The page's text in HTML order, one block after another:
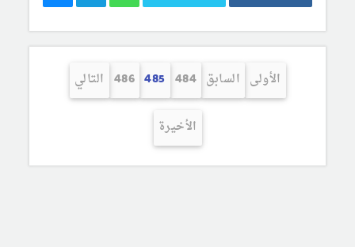
الأولى السابق 484
485
486 التالي
الأخيرة